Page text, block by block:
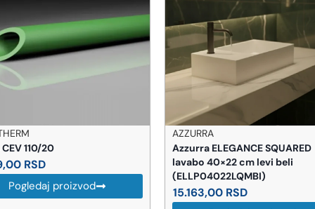
ELEGANCE SQUARED
40×22 cm levi beli
RSD
AWENTA
AWENTA Nea ventilator 100
(WNB100)
3.582,00RSD
Pogledaj proizvod